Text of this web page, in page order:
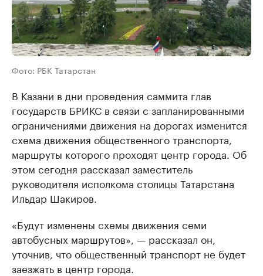
Фото: РБК Татарстан
В Казани в дни проведения саммита глав
государств БРИКС в связи с запланированными
ограничениями движения на дорогах изменится
схема движения общественного транспорта,
маршруты которого проходят центр города. Об
этом сегодня рассказал заместитель
руководителя исполкома столицы Татарстана
Ильдар Шакиров.
«Будут изменены схемы движения семи
автобусных маршрутов», — рассказал он,
уточнив, что общественный транспорт не будет
заезжать в центр города.